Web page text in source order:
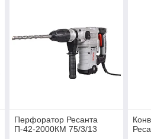
Перфоратор Ресанта
П-42-2000КМ 75/3/13